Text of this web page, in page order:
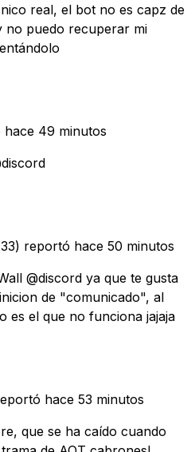
real, el bot no es capz de
no puedo recuperar mi
hace 49 minutos
reportó hace 50 minutos
@discord ya que te gusta
de "comunicado", al
es el que no funciona jajaja
hace 53 minutos
que se ha caído cuando